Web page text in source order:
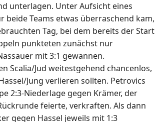
unterlagen. Unter Aufsicht eines
beide Teams etwas überraschend kam,
Tag, bei dem bereits der Start
punkteten zunächst nur
mit 3:1 gewannen.
Scalia/Jud weitestgehend chancenlos,
Jung verlieren sollten. Petrovics
2:3-Niederlage gegen Krämer, der
feierte, verkraften. Als dann
gegen Hassel jeweils mit 1:3